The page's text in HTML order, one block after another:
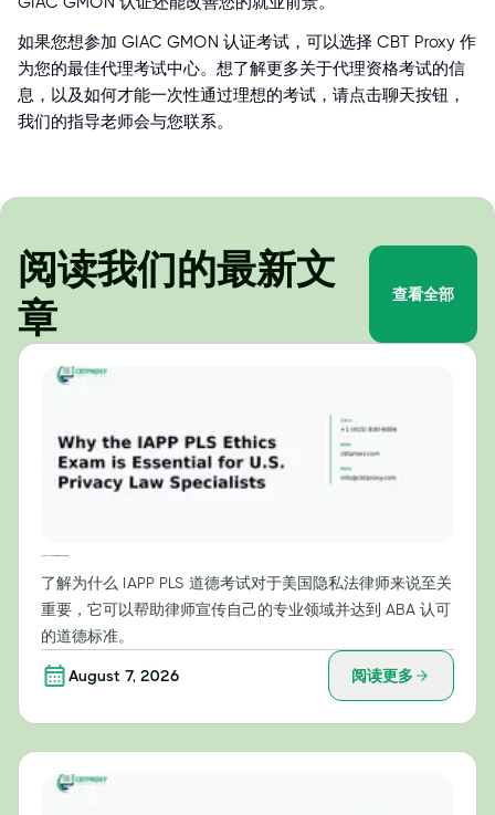
如果您想参加 GIAC GMON 认证考试，可以选择 CBT Proxy 作
为您的最佳代理考试中心。想了解更多关于代理资格考试的信
息，以及如何才能一次性通过理想的考试，请点击聊天按钮，
我们的指导老师会与您联系。
阅读我们的最新文
章
查看全部
了解为什么 IAPP PLS 道德考试对于美国隐私法律师来说至关
重要，它可以帮助律师宣传自己的专业领域并达到 ABA 认可
的道德标准。
August 7, 2026 阅读更多